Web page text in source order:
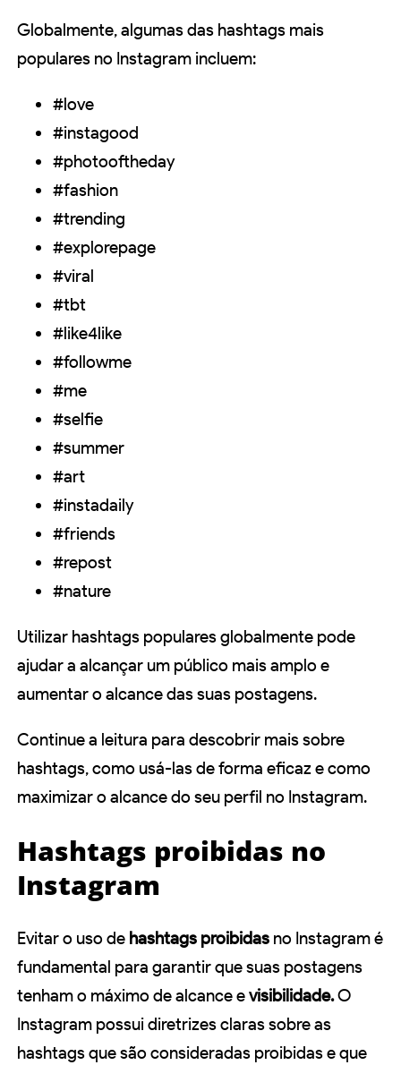
Globalmente, algumas das hashtags mais
populares no Instagram incluem:
#love
#instagood
#photooftheday
#fashion
#trending
#explorepage
#viral
#tbt
#like4like
#followme
#me
#selfie
#summer
#art
#instadaily
#friends
#repost
#nature
Utilizar hashtags populares globalmente pode
ajudar a alcançar um público mais amplo e
aumentar o alcance das suas postagens.
Continue a leitura para descobrir mais sobre
hashtags, como usá-las de forma eficaz e como
maximizar o alcance do seu perfil no Instagram.
Hashtags proibidas no
Instagram
Evitar o uso de hashtags proibidas no Instagram é
fundamental para garantir que suas postagens
tenham o máximo de alcance evisibilidade.O
Instagram possui diretrizes claras sobre as
hashtags que são consideradas proibidas e que